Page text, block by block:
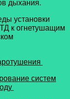
дыхания.
установки
к огнетушащим
систем